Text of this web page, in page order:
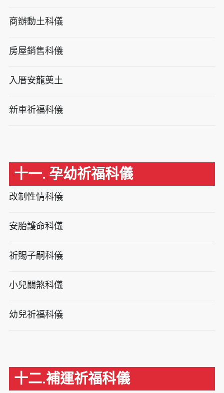
商辦動土科儀
房屋銷售科儀
入厝安龍奠土
新車祈福科儀
十一. 孕幼祈福科儀
改制性情科儀
安胎護命科儀
祈賜子嗣科儀
小兒關煞科儀
幼兒祈福科儀
十二.補運祈福科儀